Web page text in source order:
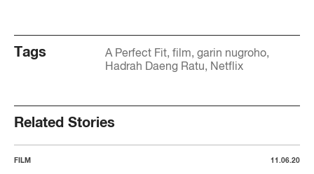
Tags A Perfect Fit film garin nugroho
Hadrah Daeng Ratu Netflix
Related Stories
FILM 11.06.20